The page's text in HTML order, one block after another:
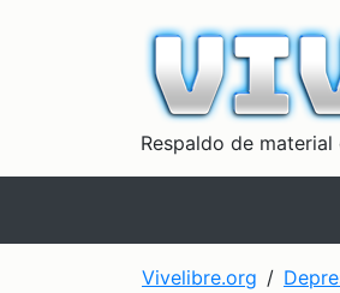
Respaldo de
Vivelibre.org